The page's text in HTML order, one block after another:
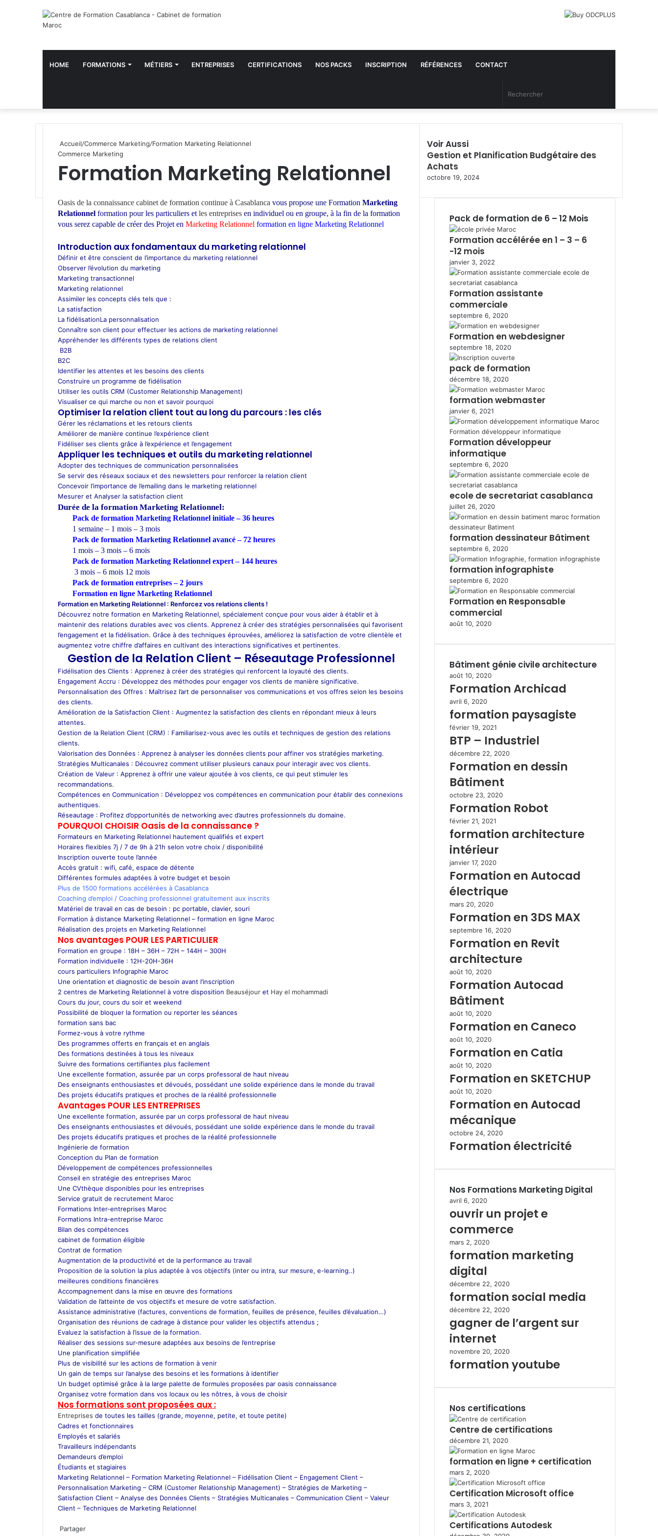
HOME FORMATIONS MÉTIERS ENTREPRISES CERTIFICATIONS NOS PACKS INSCRIPTION RÉFÉRENCES CONTACT
Article
Aléatoire
Accueil/Commerce Marketing/Formation Marketing Relationnel
Commerce Marketing
Formation Marketing Relationnel
h
a
t
A
p
p
Oasis de la connaissance cabinet de formation continue à Casablanca vous propose une Formation Marketing
Relationnel formation pour les particuliers et les entreprises en individuel ou en groupe, à la fin de la formation
vous serez capable de créer des Projet en Marketing Relationnel formation en ligne Marketing Relationnel
Introduction aux fondamentaux du marketing relationnel
Définir et être conscient de l’importance du marketing relationnel
Observer l’évolution du marketing
Marketing transactionnel
Marketing relationnel
Assimiler les concepts clés tels que :
La satisfaction
La fidélisationLa personnalisation
Connaître son client pour effectuer les actions de marketing relationnel
Appréhender les différents types de relations client
B2B
B2C
Identifier les attentes et les besoins des clients
Construire un programme de fidélisation
Utiliser les outils CRM (Customer Relationship Management)
Visualiser ce qui marche ou non et savoir pourquoi
Optimiser la relation client tout au long du parcours : les clés
Gérer les réclamations et les retours clients
Améliorer de manière continue l’expérience client
Fidéliser ses clients grâce à l’expérience et l’engagement
Appliquer les techniques et outils du marketing relationnel
Adopter des techniques de communication personnalisées
Se servir des réseaux sociaux et des newsletters pour renforcer la relation client
Concevoir l’importance de l’emailing dans le marketing relationnel
Mesurer et Analyser la satisfaction client
Durée de la formationMarketing Relationnel:
Pack de formation Marketing Relationnel initiale – 36 heures
1 semaine – 1 mois – 3 mois
Pack de formation Marketing Relationnel avancé – 72 heures
1 mois – 3 mois – 6 mois
Pack de formation Marketing Relationnel expert – 144 heures
3 mois – 6 mois 12 mois
Pack de formation entreprises– 2 jours
Formation en ligne Marketing Relationnel
Formation en Marketing Relationnel : Renforcez vos relations clients !
Découvrez notre formation en Marketing Relationnel, spécialement conçue pour vous aider à établir et à
maintenir des relations durables avec vos clients. Apprenez à créer des stratégies personnalisées qui favorisent
l’engagement et la fidélisation. Grâce à des techniques éprouvées, améliorez la satisfaction de votre clientèle et
augmentez votre chiffre d’affaires en cultivant des interactions significatives et pertinentes.
Gestion de la Relation Client – Réseautage Professionnel
Fidélisation des Clients : Apprenez à créer des stratégies qui renforcent la loyauté des clients.
Engagement Accru : Développez des méthodes pour engager vos clients de manière significative.
Personnalisation des Offres : Maîtrisez l’art de personnaliser vos communications et vos offres selon les besoins
des clients.
Amélioration de la Satisfaction Client : Augmentez la satisfaction des clients en répondant mieux à leurs
attentes.
Gestion de la Relation Client (CRM) : Familiarisez-vous avec les outils et techniques de gestion des relations
clients.
Valorisation des Données : Apprenez à analyser les données clients pour affiner vos stratégies marketing.
Stratégies Multicanales : Découvrez comment utiliser plusieurs canaux pour interagir avec vos clients.
Création de Valeur : Apprenez à offrir une valeur ajoutée à vos clients, ce qui peut stimuler les
recommandations.
Compétences en Communication : Développez vos compétences en communication pour établir des connexions
authentiques.
Réseautage : Profitez d’opportunités de networking avec d’autres professionnels du domaine.
POURQUOI CHOISIR Oasis de la connaissance ?
Formateurs en Marketing Relationnel hautement qualifiés et expert
Horaires flexibles 7j / 7 de 9h à 21h selon votre choix / disponibilité
Inscription ouverte toute l’année
Accès gratuit : wifi, café, espace de détente
Différentes formules adaptées à votre budget et besoin
Plus de 1500 formations accélérées à Casablanca
Coaching d’emploi / Coaching professionnel gratuitement aux inscrits
Matériel de travail en cas de besoin : pc portable, clavier, souri
Formation à distance Marketing Relationnel – formation en ligne Maroc
Réalisation des projets en Marketing Relationnel
Nos avantages POUR LES PARTICULIER
Formation en groupe : 18H – 36H – 72H – 144H – 300H
Formation individuelle : 12H-20H-36H
cours particuliers Infographie Maroc
Une orientation et diagnostic de besoin avant l’inscription
2 centres de Marketing Relationnel à votre disposition Beauséjour et Hay el mohammadi
Cours du jour, cours du soir et weekend
Possibilité de bloquer la formation ou reporter les séances
formation sans bac
Formez-vous à votre rythme
Des programmes offerts en français et en anglais
Des formations destinées à tous les niveaux
Suivre des formations certifiantes plus facilement
Une excellente formation, assurée par un corps professoral de haut niveau
Des enseignants enthousiastes et dévoués, possédant une solide expérience dans le monde du travail
Des projets éducatifs pratiques et proches de la réalité professionnelle
Avantages POUR LES ENTREPRISES
Une excellente formation, assurée par un corps professoral de haut niveau
Des enseignants enthousiastes et dévoués, possédant une solide expérience dans le monde du travail
Des projets éducatifs pratiques et proches de la réalité professionnelle
Ingénierie de formation
Conception du Plan de formation
Développement de compétences professionnelles
Conseil en stratégie des entreprises Maroc
Une CVthèque disponibles pour les entreprises
Service gratuit de recrutement Maroc
Formations Inter-entreprises Maroc
Formations Intra-entreprise Maroc
Bilan des compétences
cabinet de formation éligible
Contrat de formation
Augmentation de la productivité et de la performance au travail
Proposition de la solution la plus adaptée à vos objectifs (inter ou intra, sur mesure, e-learning..)
meilleures conditions financières
Accompagnement dans la mise en œuvre des formations
Validation de l’atteinte de vos objectifs et mesure de votre satisfaction.
Assistance administrative (factures, conventions de formation, feuilles de présence, feuilles d’évaluation…)
Organisation des réunions de cadrage à distance pour valider les objectifs attendus ;
Evaluez la satisfaction à l’issue de la formation.
Réaliser des sessions sur-mesure adaptées aux besoins de l’entreprise
Une planification simplifiée
Plus de visibilité sur les actions de formation à venir
Un gain de temps sur l’analyse des besoins et les formations à identifier
Un budget optimisé grâce à la large palette de formules proposées par oasis connaissance
Organisez votre formation dans vos locaux ou les nôtres, à vous de choisir
Nos formations sont proposées aux :
Entreprises de toutes les tailles (grande, moyenne, petite, et toute petite)
Cadres et fonctionnaires
Employés et salariés
Travailleurs indépendants
Demandeurs d’emploi
Étudiants et stagiaires
Marketing Relationnel – Formation Marketing Relationnel – Fidélisation Client – Engagement Client –
Personnalisation Marketing – CRM (Customer Relationship Management) – Stratégies de Marketing –
Satisfaction Client – Analyse des Données Clients – Stratégies Multicanales – Communication Client – Valeur
Client – Techniques de Marketing Relationnel
hPartager
Voir Aussi
F
e
r
e
Gestion et Planification Budgétaire des
Achats
octobre 19, 2024
Pack de formation de 6 – 12 Mois
Formation accélérée en 1 – 3 – 6
-12 mois
janvier 3, 2022
Formation assistante
commerciale
septembre 6, 2020
Formation en webdesigner
septembre 18, 2020
pack de formation
décembre 18, 2020
formation webmaster
janvier 6, 2021
Formation développeur
informatique
septembre 6, 2020
ecole de secretariat casablanca
juillet 26, 2020
formation dessinateur Bâtiment
septembre 6, 2020
formation infographiste
septembre 6, 2020
Formation en Responsable
commercial
août 10, 2020
Bâtiment génie civile architecture
août 10, 2020
Formation Archicad
avril 6, 2020
formation paysagiste
février 19, 2021
BTP – Industriel
décembre 22, 2020
Formation en dessin
Bâtiment
octobre 23, 2020
Formation Robot
février 21, 2021
formation architecture
intérieur
janvier 17, 2020
Formation en Autocad
électrique
mars 20, 2020
Formation en 3DS MAX
septembre 16, 2020
Formation en Revit
architecture
août 10, 2020
Formation Autocad
Bâtiment
août 10, 2020
Formation en Caneco
août 10, 2020
Formation en Catia
août 10, 2020
Formation en SKETCHUP
août 10, 2020
Formation en Autocad
mécanique
octobre 24, 2020
Formation électricité
Nos Formations Marketing Digital
avril 6, 2020
ouvrir un projet e
commerce
mars 2, 2020
formation marketing
digital
décembre 22, 2020
formation social media
décembre 22, 2020
gagner de l’argent sur
internet
novembre 20, 2020
formation youtube
Nos certifications
Centre de certifications
décembre 21, 2020
formation en ligne + certification
mars 2, 2020
Certification Microsoft office
mars 3, 2021
Certifications Autodesk